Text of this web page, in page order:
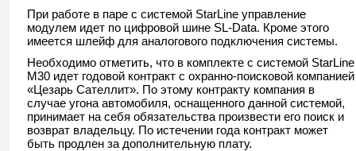
При работе в паре с системой StarLine управление
модулем идет по цифровой шине SL-Data. Кроме этого
имеется шлейф для аналогового подключения системы.
Необходимо отметить, что в комплекте с системой StarLine
M30 идет годовой контракт с охранно-поисковой компанией
«Цезарь Сателлит». По этому контракту компания в
случае угона автомобиля, оснащенного данной системой,
принимает на себя обязательства произвести его поиск и
возврат владельцу. По истечении года контракт может
быть продлен за дополнительную плату.